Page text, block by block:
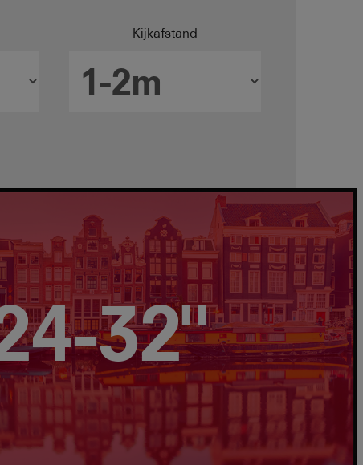
Kijkafstand
32"